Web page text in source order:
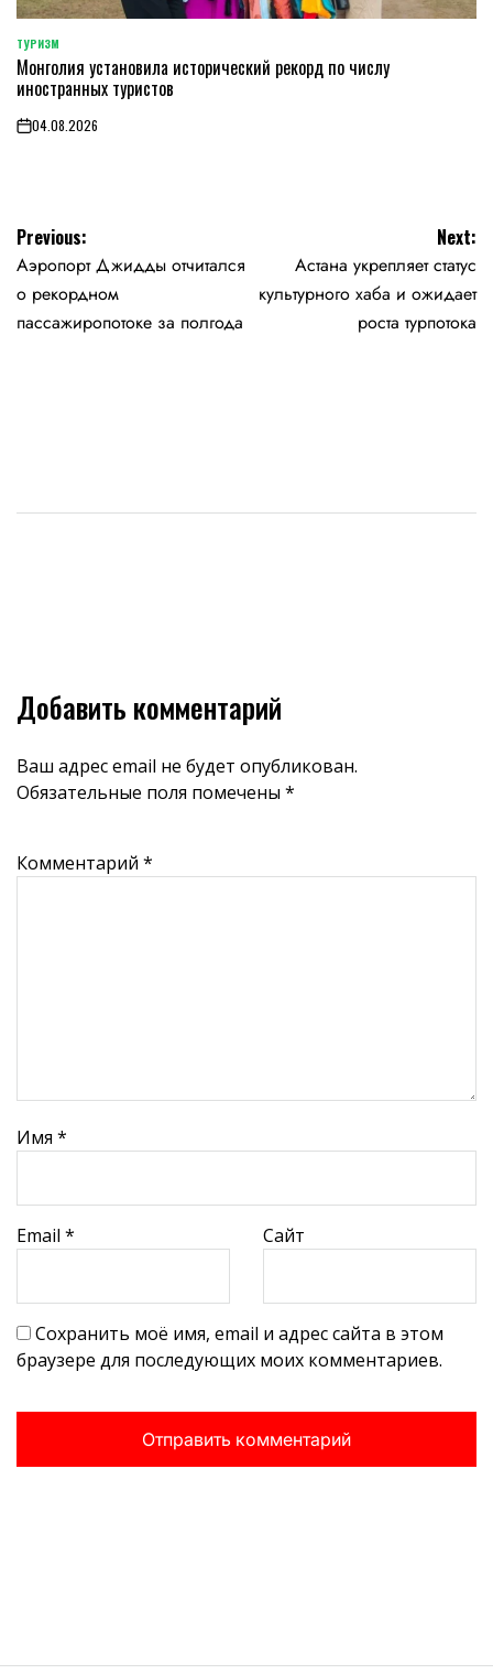
POSTED
IN
ТУРИЗМ
Монголия установила исторический рекорд по числу
иностранных туристов
on04.08.2026
Навигация
по
записям
Previous:
Аэропорт Джидды отчитался
о рекордном
пассажиропотоке за полгода
Next:
Астана укрепляет статус
культурного хаба и ожидает
роста турпотока
Добавить комментарий
Ваш адрес email не будет опубликован.
Обязательные поля помечены *
Комментарий *
Имя *
Email * Сайт
Сохранить моё имя, email и адрес сайта в этом
браузере для последующих моих комментариев.